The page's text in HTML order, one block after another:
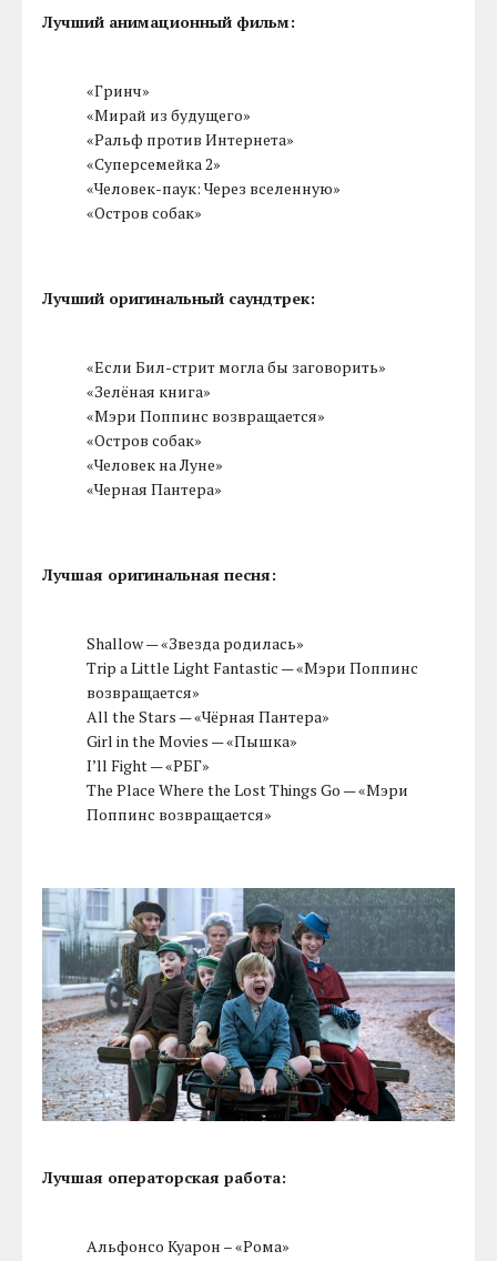
Лучший анимационный фильм:
«Гринч»
«Мирай из будущего»
«Ральф против Интернета»
«Суперсемейка 2»
«Человек-паук: Через вселенную»
«Остров собак»
Лучший оригинальный саундтрек:
«Если Бил-стрит могла бы заговорить»
«Зелёная книга»
«Мэри Поппинс возвращается»
«Остров собак»
«Человек на Луне»
«Черная Пантера»
Лучшая оригинальная песня:
Shallow — «Звезда родилась»
Trip a Little Light Fantastic — «Мэри Поппинс
возвращается»
All the Stars — «Чёрная Пантера»
Girl in the Movies — «Пышка»
I’ll Fight — «РБГ»
The Place Where the Lost Things Go — «Мэри
Поппинс возвращается»
Лучшая операторская работа:
Альфонсо Куарон – «Рома»